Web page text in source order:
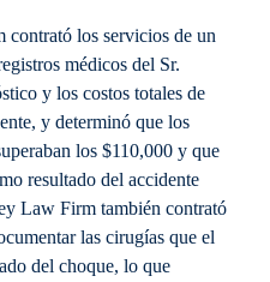
los servicios de un
médicos del Sr.
y los costos totales de
y determinó que los
los $110,000 y que
resultado del accidente
Law Firm también contrató
las cirugías que el
del choque, lo que